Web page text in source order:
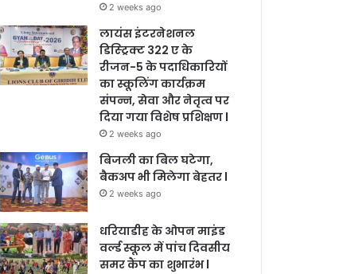
2 weeks ago
लायंस इंटरनेशनल
डिस्ट्रिक्ट 322 ए के
रीजन-5 के पदाधिकारियों
का स्कूलिंग कार्यक्रम
संपन्न, सेवा और नेतृत्व पर
दिया गया विशेष प्रशिक्षण l
2 weeks ago
बिजली का बिल घटेगा,
बैकअप भी मिलेगा बेहतर l
2 weeks ago
धरियाडीह के ओपन माइंड
वर्ल्ड स्कूल में पांच दिवसीय
समर कैंप का शुभारंभ l